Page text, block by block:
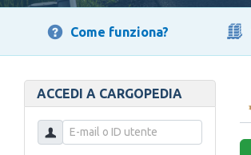
Come funziona?
ACCEDI A CARGOPEDIA